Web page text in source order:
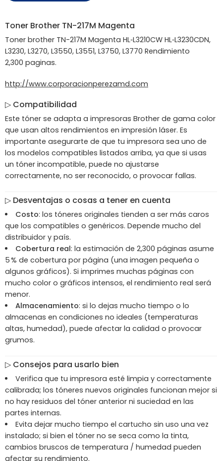
Toner Brother TN-217M Magenta
Toner brother TN-217M Magenta HL‑L3210CW HL‑L3230CDN,
L3230, L3270, L3550, L3551, L3750, L3770 Rendimiento
2,300 paginas.
http://www.corporacionperezamd.com
▷ Compatibilidad
Este tóner se adapta a impresoras Brother de gama color
que usan altos rendimientos en impresión láser. Es
importante asegurarte de que tu impresora sea uno de
los modelos compatibles listados arriba, ya que si usas
un tóner incompatible, puede no ajustarse
correctamente, no ser reconocido, o provocar fallas.
▷ Desventajas o cosas a tener en cuenta
Costo: los tóneres originales tienden a ser más caros
que los compatibles o genéricos. Depende mucho del
distribuidor y país.
Cobertura real: la estimación de 2,300 páginas asume
5 % de cobertura por página (una imagen pequeña o
algunos gráficos). Si imprimes muchas páginas con
mucho color o gráficos intensos, el rendimiento real será
menor.
Almacenamiento: si lo dejas mucho tiempo o lo
almacenas en condiciones no ideales (temperaturas
altas, humedad), puede afectar la calidad o provocar
grumos.
▷ Consejos para usarlo bien
Verifica que tu impresora esté limpia y correctamente
calibrada; los tóneres nuevos originales funcionan mejor si
no hay residuos del tóner anterior ni suciedad en las
partes internas.
Evita dejar mucho tiempo el cartucho sin uso una vez
instalado; si bien el tóner no se seca como la tinta,
cambios bruscos de temperatura / humedad pueden
afectar su rendimiento.